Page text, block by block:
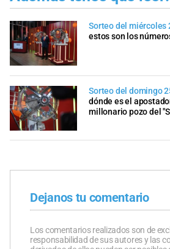
Sorteo del miércoles
estos son los
Sorteo del domingo
dónde es el
millonario pozo del
Dejanos tu comentario
Los comentarios realizados son de
responsabilidad de sus autores y las